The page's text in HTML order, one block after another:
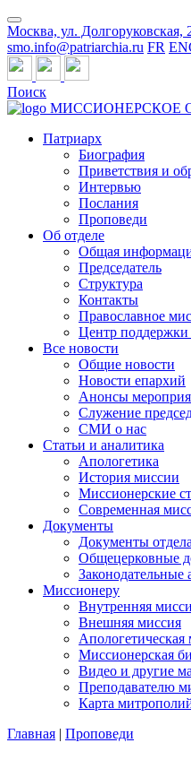
Москва, ул. Долгоруковская,
smo.info@patriarchia.ru FR
Поиск
МИССИОНЕРСКОЕ
Патриарх
Биография
Приветствия и
Интервью
Послания
Проповеди
Об отделе
Общая
Председатель
Структура
Контакты
Православное
Центр поддержки
Все новости
Общие новости
Новости епархий
Анонсы
Служение
СМИ о нас
Статьи и аналитика
Апологетика
История миссии
Миссионерские
Современная
Документы
Документы отдела
Общецерковные
Законодательные
Миссионеру
Внутренняя
Внешняя миссия
Апологетическая
Миссионерская
Видео и другие
Преподавателю
Карта
Главная | Проповеди